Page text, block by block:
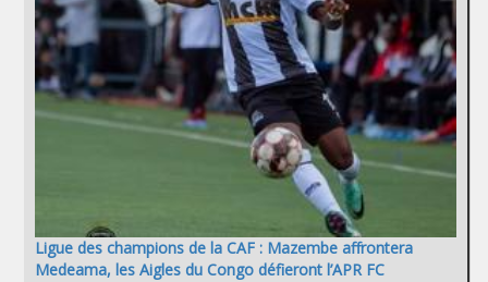
Ligue des champions de la CAF : Mazembe affrontera
Medeama, les Aigles du Congo défieront l’APR FC